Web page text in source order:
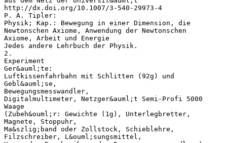
http://dx.doi.org/10.1007/3-540-29973-4
P. A. Tipler:
Physik; Kap.: Bewegung in einer Dimension, die
Newtonschen Axiome, Anwendung der Newtonschen
Axiome, Arbeit und Energie
Jedes andere Lehrbuch der Physik.
2.
Experiment
Ger&auml;te:
Luftkissenfahrbahn mit Schlitten (92g) und
Gebl&auml;se,
Bewegungsmesswandler,
Digitalmultimeter, Netzger&auml;t Semi-Profi 5000
Waage
(Zubeh&ouml;r: Gewichte (1g), Unterlegbretter,
Magnete, Stoppuhr,
Ma&szlig;band oder Zollstock, Schieblehre,
Filzschreiber, L&ouml;sungsmittel,